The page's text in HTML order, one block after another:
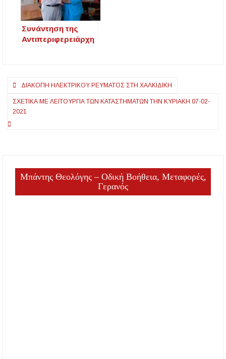
Συνάντηση της
Αντιπεριφερειάρχη
Εκπαίδευσης και
του ΚΕΔΑΣΥ
Χαλκιδικής
Πλοήγηση
άρθρων
ΔΙΑΚΟΠΉ ΗΛΕΚΤΡΙΚΟΎ ΡΕΎΜΑΤΟΣ ΣΤΗ ΧΑΛΚΙΔΙΚΉ
ΣΧΕΤΙΚΆ ΜΕ ΛΕΙΤΟΥΡΓΊΑ ΤΩΝ ΚΑΤΑΣΤΗΜΆΤΩΝ ΤΗΝ ΚΥΡΙΑΚΉ 07-02-
2021
Μπάντης Θεολόγης – Οδική Βοήθεια, Μεταφορές,
Γερανός